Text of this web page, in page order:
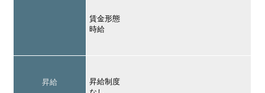
賃金形態
時給
昇給
昇給制度